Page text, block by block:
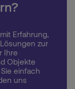
Erfahrung,
zur
Ihre
Objekte
einfach
uns